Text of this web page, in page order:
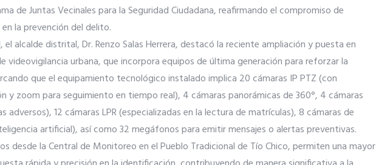
de Juntas Vecinales para la Seguridad Ciudadana, reafirmando el compromiso de
la prevención del delito.
alcalde distrital, Dr. Renzo Salas Herrera, destacó la reciente ampliación y puesta en
videovigilancia urbana, que incorpora equipos de última generación para reforzar la
que el equipamiento tecnológico instalado implica 20 cámaras IP PTZ (con
y zoom para seguimiento en tiempo real), 4 cámaras panorámicas de 360°, 4 cámaras
adversos), 12 cámaras LPR (especializadas en la lectura de matrículas), 8 cámaras de
artificial), así como 32 megáfonos para emitir mensajes o alertas preventivas.
desde la Central de Monitoreo en el Pueblo Tradicional de Tío Chico, permiten una mayor